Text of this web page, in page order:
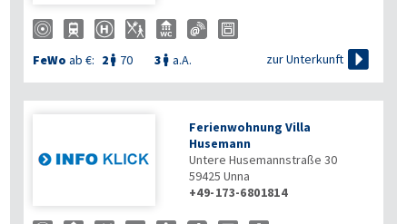
FeWo ab €: 2  70 3  a.A. zur Unterkunft 
Ferienwohnung Villa
Husemann
Untere Husemannstraße 30
59425 Unna
+49-173-6801814